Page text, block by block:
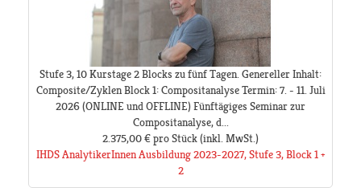
Stufe 3, 10 Kurstage 2 Blocks zu fünf Tagen. Genereller Inhalt:
Composite/Zyklen Block 1: Compositanalyse Termin: 7. - 11. Juli
2026 (ONLINE und OFFLINE) Fünftägiges Seminar zur
Compositanalyse, d...
2.375,00 €pro Stück(inkl. MwSt.)
IHDS AnalytikerInnen Ausbildung 2023-2027, Stufe 3, Block 1 +
2